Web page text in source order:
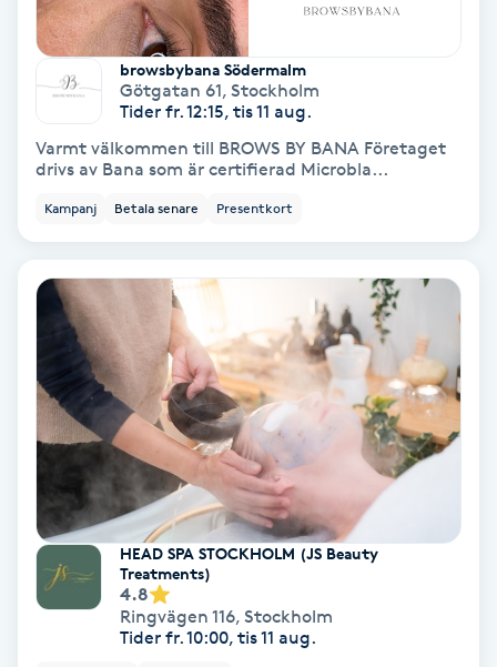
Föning
Gel naglar
Gellack med förstärkning
Gravidmassage
Gravidyoga
Gruppträning
Gua Sha-massage
browsbybana Södermalm
Götgatan 61, Stockholm
Tider fr. 12:15, tis 11 aug.
Varmt välkommen till BROWS BY BANA Företaget
drivs av Bana som är certifierad Microbla...
Kampanj Betala senare Presentkort
HEAD SPA STOCKHOLM (JS Beauty
Treatments)
4.8
Ringvägen 116, Stockholm
Tider fr. 10:00, tis 11 aug.